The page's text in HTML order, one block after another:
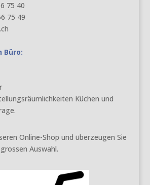
75 40
75 49
Büro:
Küchen und
Online-Shop und überzeugen Sie
Auswahl.